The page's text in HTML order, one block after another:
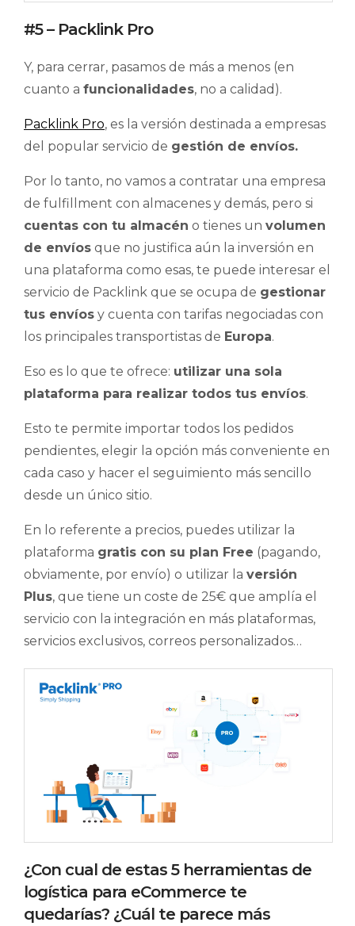
#5 – Packlink Pro
Y, para cerrar, pasamos de más a menos (en
cuanto a funcionalidades, no a calidad).
Packlink Pro, es la versión destinada a empresas
del popular servicio de gestión de envíos.
Por lo tanto, no vamos a contratar una empresa
de fulfillment con almacenes y demás, pero si
cuentas con tu almacén o tienes un volumen
de envíos que no justifica aún la inversión en
una plataforma como esas, te puede interesar el
servicio de Packlink que se ocupa de gestionar
tus envíos y cuenta con tarifas negociadas con
los principales transportistas de Europa.
Eso es lo que te ofrece: utilizar una sola
plataforma para realizar todos tus envíos.
Esto te permite importar todos los pedidos
pendientes, elegir la opción más conveniente en
cada caso y hacer el seguimiento más sencillo
desde un único sitio.
En lo referente a precios, puedes utilizar la
plataforma gratis con su plan Free (pagando,
obviamente, por envío) o utilizar la versión
Plus, que tiene un coste de 25€ que amplía el
servicio con la integración en más plataformas,
servicios exclusivos, correos personalizados…
¿Con cual de estas 5 herramientas de
logística para eCommerce te
quedarías? ¿Cuál te parece más